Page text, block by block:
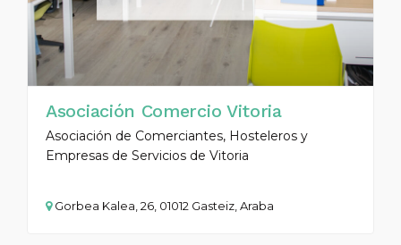
Asociación Comercio Vitoria
Asociación de Comerciantes, Hosteleros y
Empresas de Servicios de Vitoria
Gorbea Kalea, 26, 01012 Gasteiz, Araba